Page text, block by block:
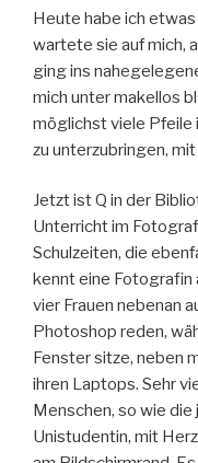
Heute habe ich etwas
wartete sie auf mich,
ging ins
mich unter makellos
möglichst viele Pfeile
zu unterzubringen,
Jetzt ist Q in der
Unterricht im
Schulzeiten, die
kennt eine Fotografin
vier Frauen nebenan
Photoshop reden,
Fenster sitze, neben
ihren Laptops. Sehr
Menschen, so wie die
Unistudentin, mit